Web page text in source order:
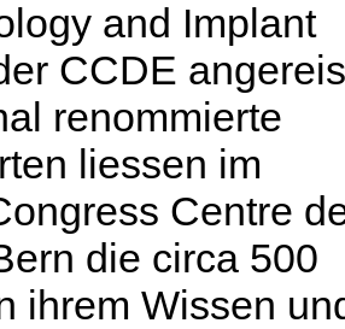
and Implant
CCDE
renommierte
liessen im
Centre
die circa 500
ihrem Wissen